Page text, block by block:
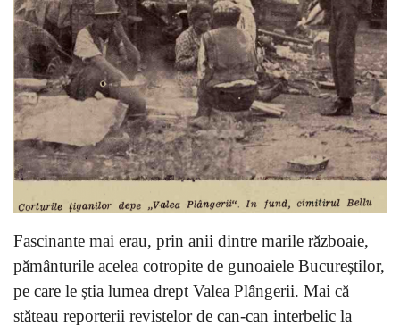
Fascinante mai erau, prin anii dintre marile războaie,
pământurile acelea cotropite de gunoaiele Bucureștilor,
pe care le știa lumea drept Valea Plângerii. Mai că
stăteau reporterii revistelor de can-can interbelic la